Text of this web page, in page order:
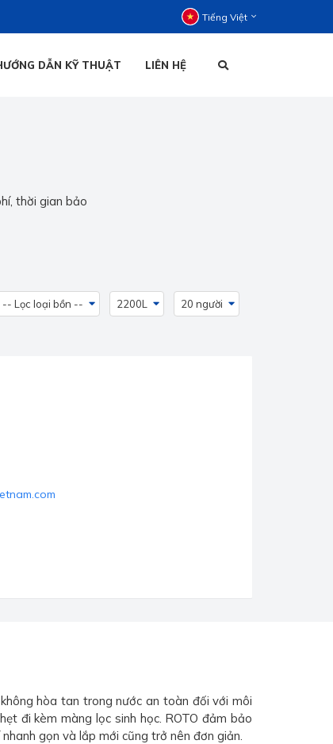
Tiếng Việt
DẪN KỸ THUẬT LIÊN HỆ
thời gian bảo
-- Lọc loại bồn -- 2200L 20 người
hòa tan trong nước an toàn đối với môi
đi kèm màng lọc sinh học. ROTO đảm bảo
gọn và lắp mới cũng trở nên đơn giản.